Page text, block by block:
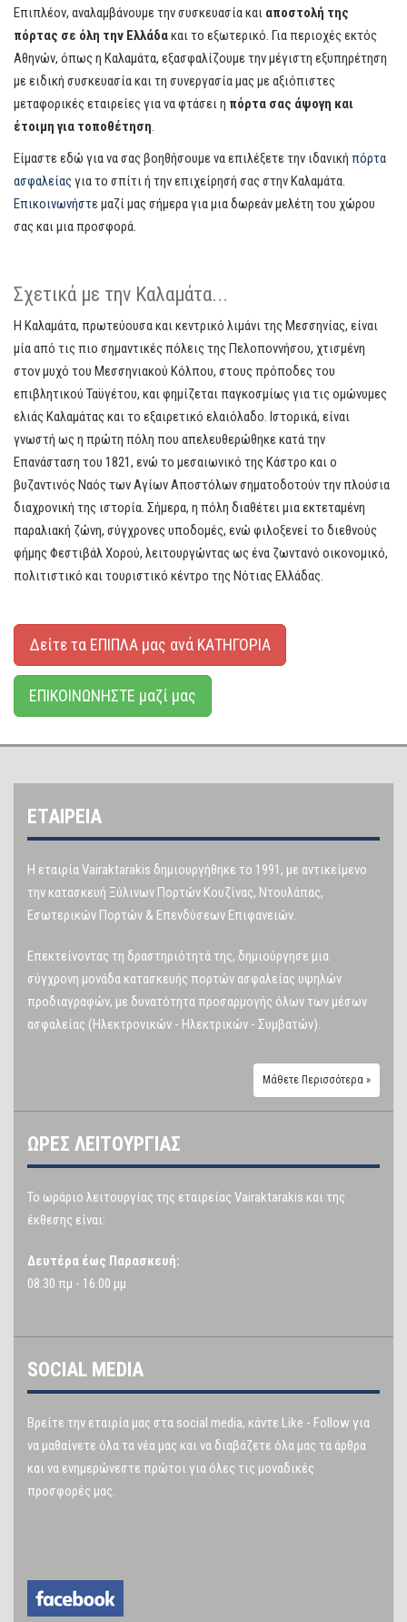
Επιπλέον, αναλαμβάνουμε την συσκευασία και αποστολή της
πόρτας σε όλη την Ελλάδακαι το εξωτερικό. Για περιοχές εκτός
Αθηνών, όπως η Καλαμάτα, εξασφαλίζουμε την μέγιστη εξυπηρέτηση
με ειδική συσκευασία και τη συνεργασία μας με αξιόπιστες
μεταφορικές εταιρείες για να φτάσει η πόρτα σας άψογη και
έτοιμη για τοποθέτηση.
Είμαστε εδώ για να σας βοηθήσουμε να επιλέξετε την ιδανική πόρτα
ασφαλείαςγια το σπίτι ή την επιχείρησή σας στην Καλαμάτα.
Επικοινωνήστε μαζί μας σήμερα για μια δωρεάν μελέτη του χώρου
σας και μια προσφορά.
Σχετικά με την Καλαμάτα...
Η Καλαμάτα, πρωτεύουσα και κεντρικό λιμάνι της Μεσσηνίας, είναι
μία από τις πιο σημαντικές πόλεις της Πελοποννήσου, χτισμένη
στον μυχό του Μεσσηνιακού Κόλπου, στους πρόποδες του
επιβλητικού Ταϋγέτου, και φημίζεται παγκοσμίως για τις ομώνυμες
ελιάς Καλαμάτας και το εξαιρετικό ελαιόλαδο. Ιστορικά, είναι
γνωστή ως η πρώτη πόλη που απελευθερώθηκε κατά την
Επανάσταση του 1821, ενώ το μεσαιωνικό της Κάστρο και ο
βυζαντινός Ναός των Αγίων Αποστόλων σηματοδοτούν την πλούσια
διαχρονική της ιστορία. Σήμερα, η πόλη διαθέτει μια εκτεταμένη
παραλιακή ζώνη, σύγχρονες υποδομές, ενώ φιλοξενεί το διεθνούς
φήμης Φεστιβάλ Χορού, λειτουργώντας ως ένα ζωντανό οικονομικό,
πολιτιστικό και τουριστικό κέντρο της Νότιας Ελλάδας.
Δείτε τα ΕΠΙΠΛΑ μας ανά ΚΑΤΗΓΟΡΙΑ
ΕΠΙΚΟΙΝΩΝΗΣΤΕ μαζί μας
ΕΤΑΙΡΕΙΑ
Η εταιρία Vairaktarakis δημιουργήθηκε το 1991, με αντικείμενο
την κατασκευή Ξύλινων Πορτών Κουζίνας, Ντουλάπας,
Εσωτερικών Πορτών & Επενδύσεων Επιφανειών.
Επεκτείνοντας τη δραστηριότητά της, δημιούργησε μια
σύγχρονη μονάδα κατασκευής πορτών ασφαλείας υψηλών
προδιαγραφών, με δυνατότητα προσαρμογής όλων των μέσων
ασφαλείας (Ηλεκτρονικών - Ηλεκτρικών - Συμβατών).
Μάθετε Περισσότερα »
ΩΡΕΣ ΛΕΙΤΟΥΡΓΙΑΣ
Το ωράριο λειτουργίας της εταιρείας Vairaktarakis και της
έκθεσης είναι:
Δευτέρα έως Παρασκευή:
08.30 πμ - 16.00 μμ
SOCIAL MEDIA
Βρείτε την εταιρία μας στα social media, κάντε Like - Follow για
να μαθαίνετε όλα τα νέα μας και να διαβάζετε όλα μας τα άρθρα
και να ενημερώνεστε πρώτοι για όλες τις μοναδικές
προσφορές μας.